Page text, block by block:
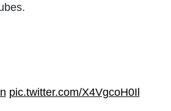
pic.twitter.com/X4VgcoH0Il